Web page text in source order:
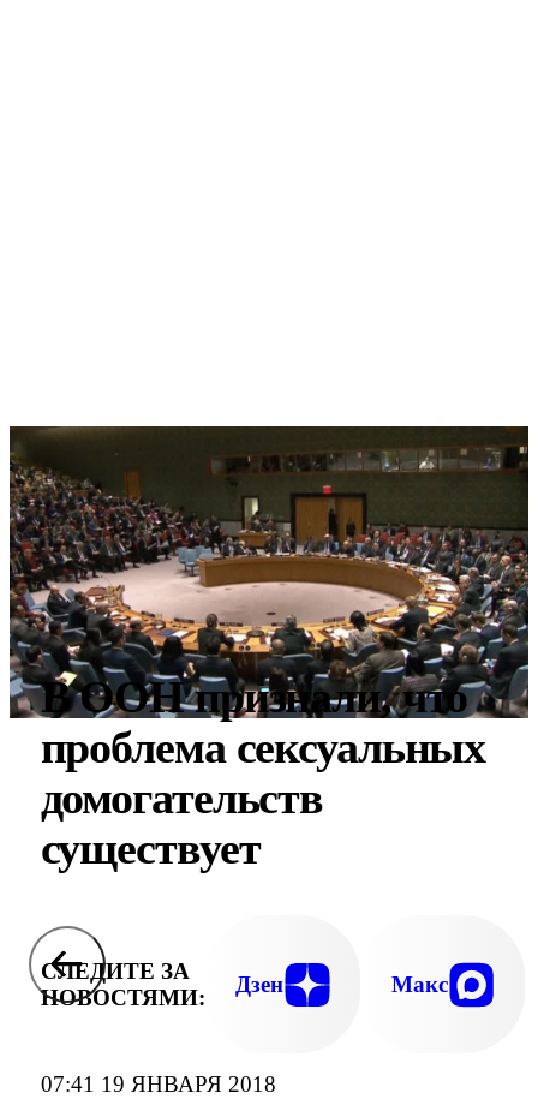
07:41 19 ЯНВАРЯ 2018
В ООН признали, что
проблема сексуальных
домогательств
существует
СЛЕДИТЕ ЗА
НОВОСТЯМИ:
Дзен Макс